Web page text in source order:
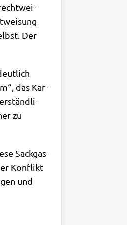
Der
das Kar­
zu
Sack­gas­
Kon­flikt
und